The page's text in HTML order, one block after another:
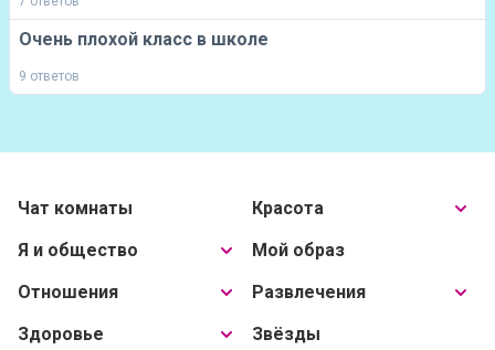
Очень плохой класс в школе
9 ответов
Чат комнаты
Я и общество
Отношения
Здоровье
Красота
Мой образ
Развлечения
Звёзды